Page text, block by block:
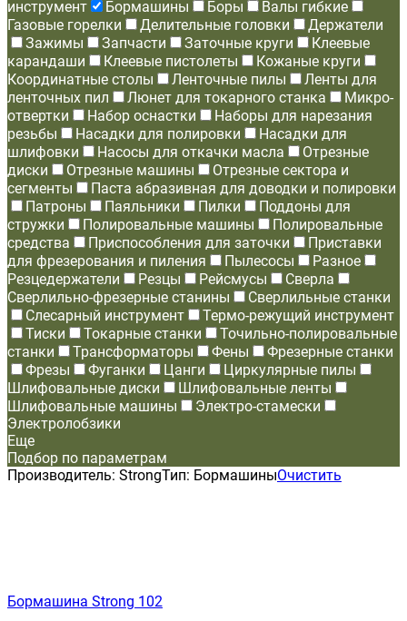
инструмент Бормашины Боры
Валы гибкие
Газовые горелки
Делительные головки
Держатели
Зажимы
Запчасти Заточные круги
Клеевые
карандаши
Клеевые пистолеты
Кожаные круги
Координатные столы
Ленточные пилы
Ленты для
ленточных пил
Люнет для токарного станка
Микро-
отвертки
Набор оснастки
Наборы для нарезания
резьбы
Насадки для полировки
Насадки для
шлифовки
Насосы для откачки масла
Отрезные
диски
Отрезные машины
Отрезные сектора и
сегменты
Паста абразивная для доводки и полировки
Патроны
Паяльники Пилки
Поддоны для
стружки
Полировальные машины
Полировальные
средства
Приспособления для заточки
Приставки
для фрезерования и пиления
Пылесосы
Разное
Резцедержатели
Резцы Рейсмусы
Сверла
Сверлильно-фрезерные станины
Сверлильные станки
Слесарный инструмент
Термо-режущий инструмент
Тиски
Токарные станки
Точильно-полировальные
станки
Трансформаторы Фены
Фрезерные станки
Фрезы
Фуганки Цанги
Циркулярные пилы
Шлифовальные диски
Шлифовальные ленты
Шлифовальные машины
Электро-стамески
Электролобзики
Еще
Подбор по параметрам
Производитель: StrongТип: БормашиныОчистить
Бормашина Strong 102